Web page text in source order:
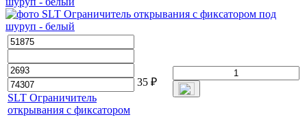
SLT Ограничитель
открывания с фиксатором
35 ₽